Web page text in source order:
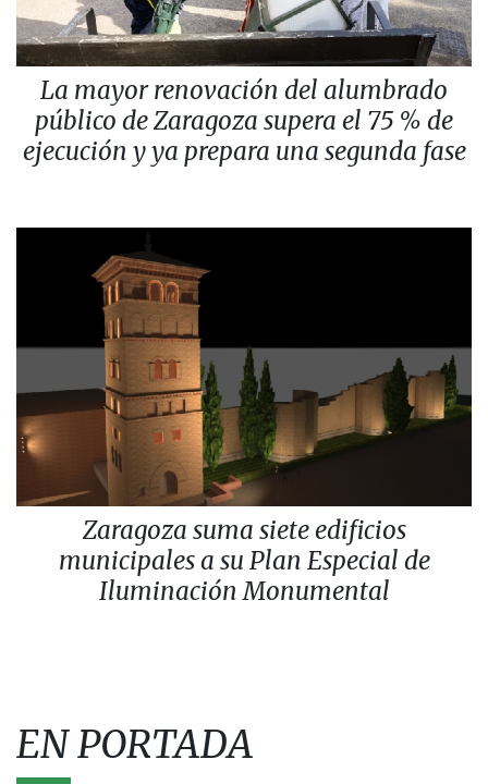
La mayor renovación del alumbrado
público de Zaragoza supera el 75 % de
ejecución y ya prepara una segunda fase
Zaragoza suma siete edificios
municipales a su Plan Especial de
Iluminación Monumental
EN PORTADA